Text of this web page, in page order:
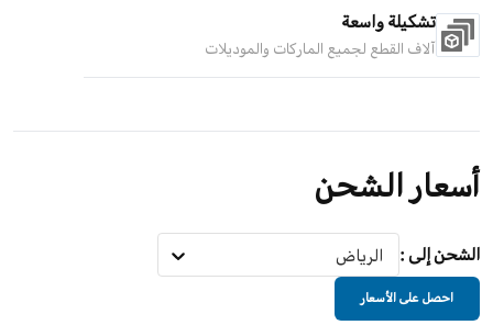
تشكيلة واسعة
آلاف القطع لجميع الماركات والموديلات
أسعار الشحن
الشحن إلى : الرياض
احصل على الأسعار